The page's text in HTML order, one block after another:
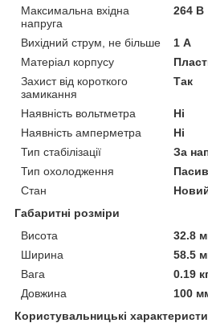
Максимальна вхідна
напруга
264 В
Вихідний струм, не більше
1 А
Матеріал корпусу
Захист від короткого
замикання
Так
Наявність вольтметра
Ні
Наявність амперметра
Ні
Тип стабілізації
За
Тип охолодження
Стан
Габаритні розміри
Висота
32.8
Ширина
58.5
Вага
0.19
Довжина
100
Користувальницькі